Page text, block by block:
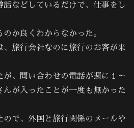
話などしているだけで、仕事をし
か良くわからなかった。
、旅行会社なのに旅行のお客が来
が、問い合わせの電話が週に１～
んが入ったことが一度も無かった
ので、外国と旅行関係のメールや